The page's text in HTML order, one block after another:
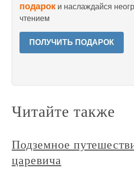
подарок и наслаждайся
чтением
ПОЛУЧИТЬ ПОДАРОК
Читайте также
Подземное
царевича